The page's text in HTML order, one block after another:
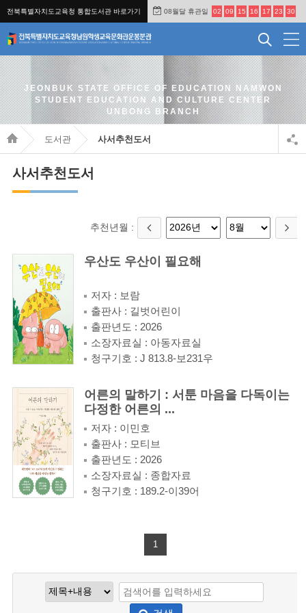
전북특별자치도교육청 통합도서관 바로가기 08월달 휴관일 02 09 15 16 17 23 30
JEONBUK STATE OFFICE OF EDUCATION NAMWON
STUDENT EDUCATION AND CULTURE CENTER
UNBONG BRANCH
도서관 사서추천도서
사서추천도서
추천년월 :
우산도 우산이 필요해
저자 : 보람
출판사 : 길벗어린이
출판년도 : 2026
소장자료실 : 아동자료실
청구기호 : J 813.8-보231우
어른의 말하기 : 서툰 마음을 다독이는
다정한 어른의 ...
저자 : 이민호
출판사 : 모티브
출판년도 : 2026
소장자료실 : 종합자료
청구기호 : 189.2-이39어
1